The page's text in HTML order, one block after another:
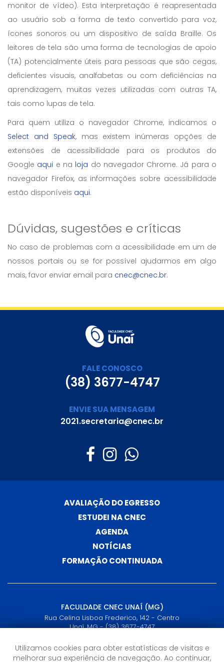
monitor de vídeo). Esta interpretação é reapresentada
ao usuário sob a forma de texto convertido para voz,
ícones sonoros ou um dispositivo de saída Braille. Os
leitores de tela são uma forma de tecnologias de apoio
(TA) potencialmente úteis para pessoas que são cegas,
deficientes visuais, analfabetas ou com deficiências na
aprendizagem, muitas vezes utilizadas com outras TA,
tais como lupas de tela.
Para quem utiliza o navegador Chrome, indicamos o
Select and Speak, mas existem inúmeras opções de
extensões de acessibilidade para os produtos do
Google aqui e na loja do navegador Chrome. Já para o
navegador Firefox, as informações sobre acessibilidade
estão disponíveis aqui.
Dúvidas, sugestões e críticas
No caso de problemas com a acessibilidade em um de
nossos portais ou se for possível ajudarmos em algo
mais, favor enviar email para cnec@cnec.br.
FALE CONOSCO
(38) 3677-4747
ENVIE SUA MENSAGEM
2021.secretaria@cnec.br
AVALIAÇÃO DO EGRESSO
ESTUDEI NA CNEC
AGENDA
NOTÍCIAS
FORMAÇÃO CONTINUADA
FACULDADE CNEC UNAÍ (MG)
Rua Celina Lisboa Frederico, 142 - Centro
Unaí, MG - (38) 3677-4747
Horário de Atendimento
Utilizamos cookies para obter estatísticas de visitas e
melhorar sua experiência de navegação. Ao continuar,